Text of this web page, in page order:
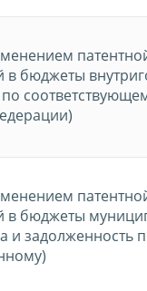
бюджеты
бюджеты
и задолженность